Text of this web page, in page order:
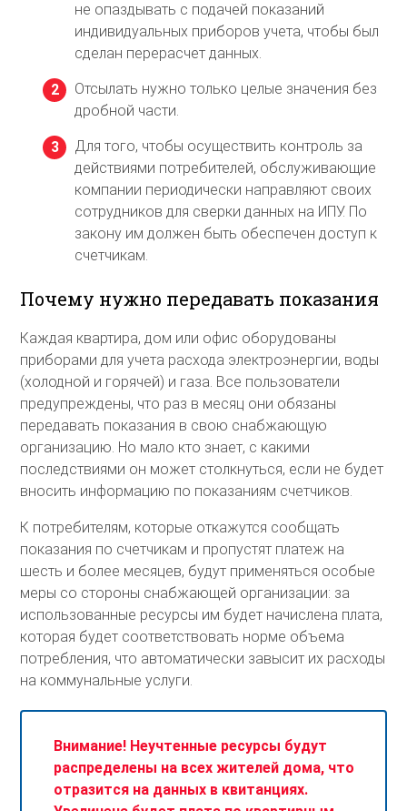
не опаздывать с подачей показаний
индивидуальных приборов учета, чтобы был
сделан перерасчет данных.
Отсылать нужно только целые значения без
дробной части.
Для того, чтобы осуществить контроль за
действиями потребителей, обслуживающие
компании периодически направляют своих
сотрудников для сверки данных на ИПУ. По
закону им должен быть обеспечен доступ к
счетчикам.
Почему нужно передавать показания
Каждая квартира, дом или офис оборудованы
приборами для учета расхода электроэнергии, воды
(холодной и горячей) и газа. Все пользователи
предупреждены, что раз в месяц они обязаны
передавать показания в свою снабжающую
организацию. Но мало кто знает, с какими
последствиями он может столкнуться, если не будет
вносить информацию по показаниям счетчиков.
К потребителям, которые откажутся сообщать
показания по счетчикам и пропустят платеж на
шесть и более месяцев, будут применяться особые
меры со стороны снабжающей организации: за
использованные ресурсы им будет начислена плата,
которая будет соответствовать норме объема
потребления, что автоматически завысит их расходы
на коммунальные услуги.
Внимание! Неучтенные ресурсы будут
распределены на всех жителей дома, что
отразится на данных в квитанциях.